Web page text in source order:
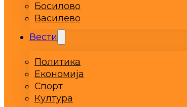
Босилово
Василево
Вести
Политика
Економија
Спорт
Култура